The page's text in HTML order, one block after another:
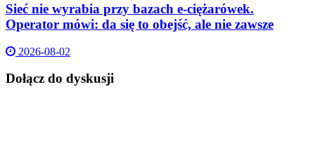
Sieć nie wyrabia przy bazach e-ciężarówek.
Operator mówi: da się to obejść, ale nie zawsze
2026-08-02
Dołącz do dyskusji